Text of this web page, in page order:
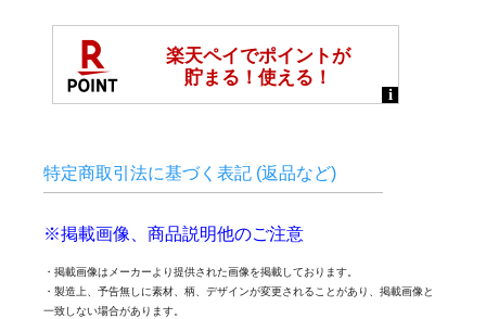
特定商取引法に基づく表記 (返品など)
※掲載画像、商品説明他のご注意
・掲載画像はメーカーより提供された画像を掲載しております。
・製造上、予告無しに素材、柄、デザインが変更されることがあり、掲載画像と
一致しない場合があります。